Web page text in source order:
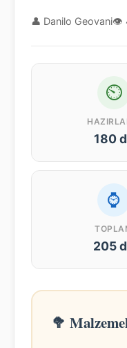
👤 Danilo Geovani👁
⏲
180
⌚
205
🥦